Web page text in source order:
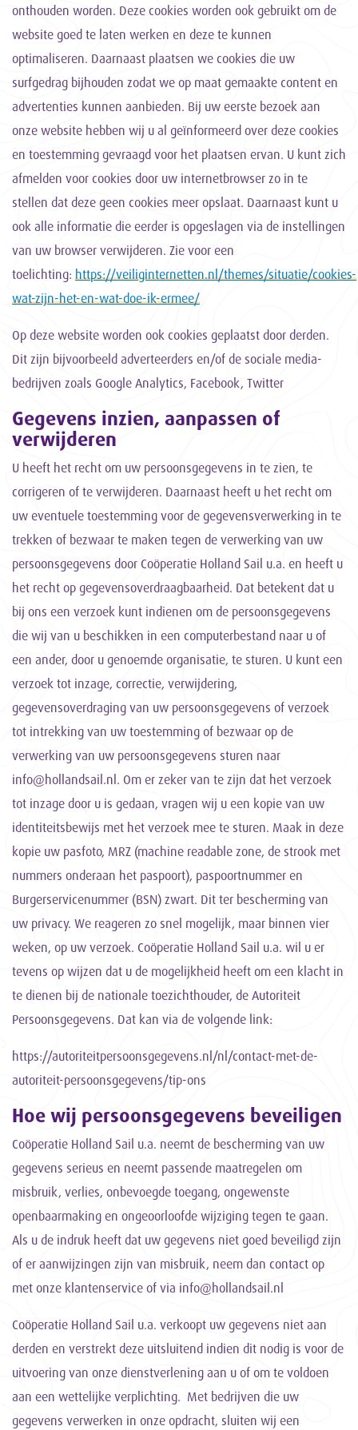
onthouden worden. Deze cookies worden ook gebruikt om de
website goed te laten werken en deze te kunnen
optimaliseren. Daarnaast plaatsen we cookies die uw
surfgedrag bijhouden zodat we op maat gemaakte content en
advertenties kunnen aanbieden. Bij uw eerste bezoek aan
onze website hebben wij u al geïnformeerd over deze cookies
en toestemming gevraagd voor het plaatsen ervan. U kunt zich
afmelden voor cookies door uw internetbrowser zo in te
stellen dat deze geen cookies meer opslaat. Daarnaast kunt u
ook alle informatie die eerder is opgeslagen via de instellingen
van uw browser verwijderen. Zie voor een
toelichting: https://veiliginternetten.nl/themes/situatie/cookies-
wat-zijn-het-en-wat-doe-ik-ermee/
Op deze website worden ook cookies geplaatst door derden.
Dit zijn bijvoorbeeld adverteerders en/of de sociale media-
bedrijven zoals Google Analytics, Facebook, Twitter
Gegevens inzien, aanpassen of
verwijderen
U heeft het recht om uw persoonsgegevens in te zien, te
corrigeren of te verwijderen. Daarnaast heeft u het recht om
uw eventuele toestemming voor de gegevensverwerking in te
trekken of bezwaar te maken tegen de verwerking van uw
persoonsgegevens door Coöperatie Holland Sail u.a. en heeft u
het recht op gegevensoverdraagbaarheid. Dat betekent dat u
bij ons een verzoek kunt indienen om de persoonsgegevens
die wij van u beschikken in een computerbestand naar u of
een ander, door u genoemde organisatie, te sturen. U kunt een
verzoek tot inzage, correctie, verwijdering,
gegevensoverdraging van uw persoonsgegevens of verzoek
tot intrekking van uw toestemming of bezwaar op de
verwerking van uw persoonsgegevens sturen naar
info@hollandsail.nl. Om er zeker van te zijn dat het verzoek
tot inzage door u is gedaan, vragen wij u een kopie van uw
identiteitsbewijs met het verzoek mee te sturen. Maak in deze
kopie uw pasfoto, MRZ (machine readable zone, de strook met
nummers onderaan het paspoort), paspoortnummer en
Burgerservicenummer (BSN) zwart. Dit ter bescherming van
uw privacy. We reageren zo snel mogelijk, maar binnen vier
weken, op uw verzoek. Coöperatie Holland Sail u.a. wil u er
tevens op wijzen dat u de mogelijkheid heeft om een klacht in
te dienen bij de nationale toezichthouder, de Autoriteit
Persoonsgegevens. Dat kan via de volgende link:
https://autoriteitpersoonsgegevens.nl/nl/contact-met-de-
autoriteit-persoonsgegevens/tip-ons
Hoe wij persoonsgegevens beveiligen
Coöperatie Holland Sail u.a. neemt de bescherming van uw
gegevens serieus en neemt passende maatregelen om
misbruik, verlies, onbevoegde toegang, ongewenste
openbaarmaking en ongeoorloofde wijziging tegen te gaan.
Als u de indruk heeft dat uw gegevens niet goed beveiligd zijn
of er aanwijzingen zijn van misbruik, neem dan contact op
met onze klantenservice of via info@hollandsail.nl
Coöperatie Holland Sail u.a. verkoopt uw gegevens niet aan
derden en verstrekt deze uitsluitend indien dit nodig is voor de
uitvoering van onze dienstverlening aan u of om te voldoen
aan een wettelijke verplichting. Met bedrijven die uw
gegevens verwerken in onze opdracht, sluiten wij een